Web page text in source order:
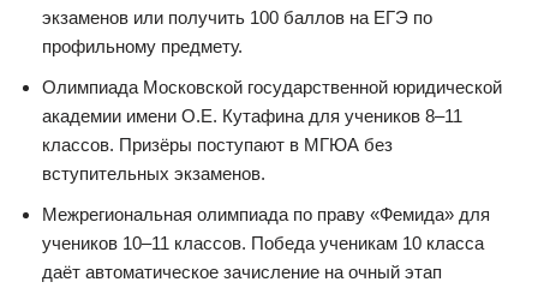
экзаменов или получить 100 баллов на ЕГЭ по
профильному предмету.
Олимпиада Московской государственной юридической
академии имени О.Е. Кутафина для учеников 8–11
классов. Призёры поступают в МГЮА без
вступительных экзаменов.
Межрегиональная олимпиада по праву «Фемида» для
учеников 10–11 классов. Победа ученикам 10 класса
даёт автоматическое зачисление на очный этап